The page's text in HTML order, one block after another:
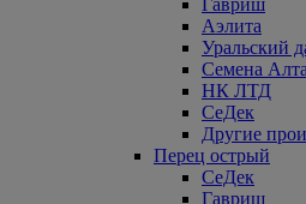
Гавриш
Аэлита
Уральский
Семена
НК ЛТД
СеДек
Другие
Перец острый
СеДек
Гавриш